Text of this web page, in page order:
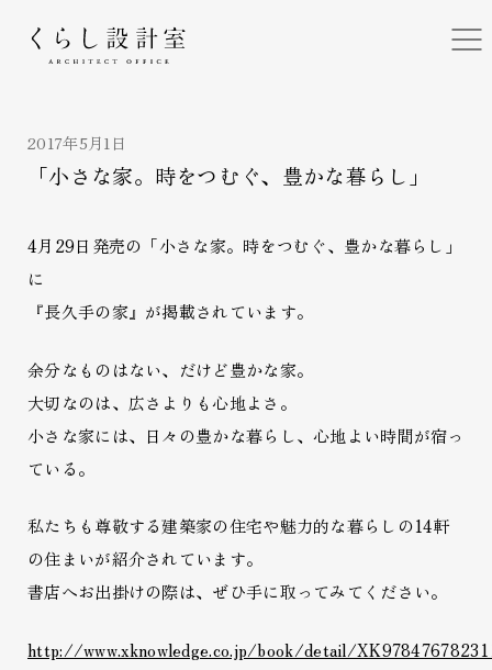
2017年5月1日
「小さな家。時をつむぐ、豊かな暮らし」
4月29日発売の「小さな家。時をつむぐ、豊かな暮らし」
に
『長久手の家』が掲載されています。
余分なものはない、だけど豊かな家。
大切なのは、広さよりも心地よさ。
小さな家には、日々の豊かな暮らし、心地よい時間が宿っ
ている。
私たちも尊敬する建築家の住宅や魅力的な暮らしの14軒
の住まいが紹介されています。
書店へお出掛けの際は、ぜひ手に取ってみてください。
http://www.xknowledge.co.jp/book/detail/